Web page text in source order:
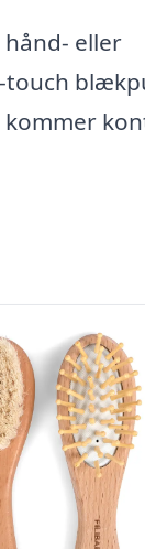
eller
touch